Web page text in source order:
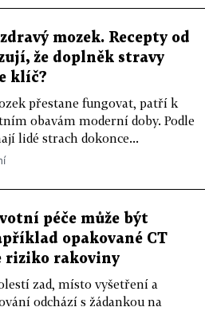
mozek. Recepty od
že doplněk stravy
klíč?
přestane fungovat, patří k
obavám moderní doby. Podle
lidé strach dokonce...
péče může být
opakované CT
riziko rakoviny
zad, místo vyšetření a
odchází s žádankou na